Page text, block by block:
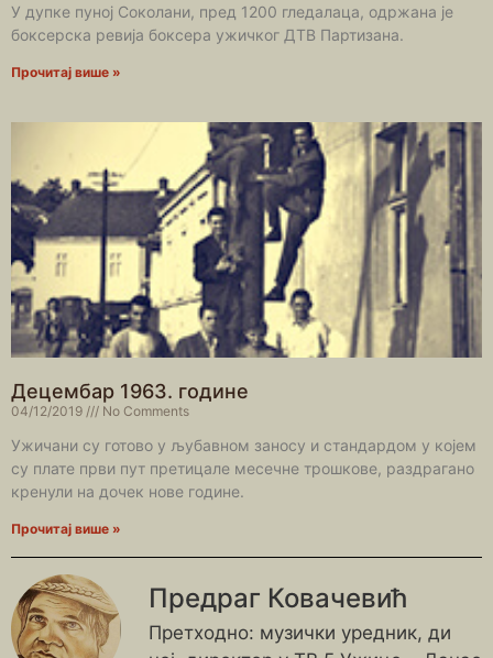
У дупке пуној Соколани, пред 1200 гледалаца, одржана је
боксерска ревија боксера ужичког ДТВ Партизана.
Прочитај више »
Децембар 1963. године
04/12/2019 No Comments
Ужичани су готово у љубавном заносу и стандардом у којем
су плате први пут претицале месечне трошкове, раздрагано
кренули на дочек нове године.
Прочитај више »
Предраг Ковачевић
Претходно: музички уредник, ди